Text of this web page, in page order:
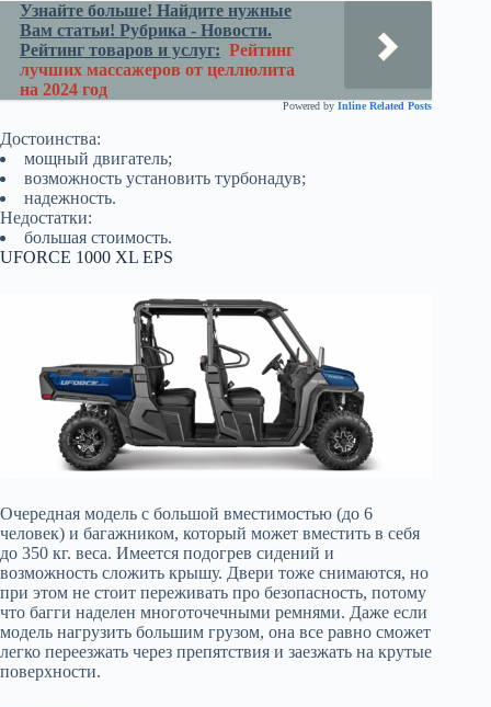
Узнайте больше! Найдите нужные
Вам статьи! Рубрика - Новости.
Рейтинг товаров и услуг: Рейтинг
лучших массажеров от целлюлита
на 2024 год
Powered by Inline Related Posts
Достоинства:
мощный двигатель;
возможность установить турбонадув;
надежность.
Недостатки:
большая стоимость.
UFORCE 1000 XL EPS
Очередная модель с большой вместимостью (до 6
человек) и багажником, который может вместить в себя
до 350 кг. веса. Имеется подогрев сидений и
возможность сложить крышу. Двери тоже снимаются, но
при этом не стоит переживать про безопасность, потому
что багги наделен многоточечными ремнями. Даже если
модель нагрузить большим грузом, она все равно сможет
легко переезжать через препятствия и заезжать на крутые
поверхности.